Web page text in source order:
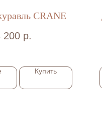
CRANE
200 р.
Купить